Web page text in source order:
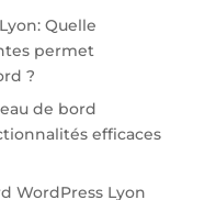
Quelle
permet
?
de bord
efficaces
WordPress Lyon